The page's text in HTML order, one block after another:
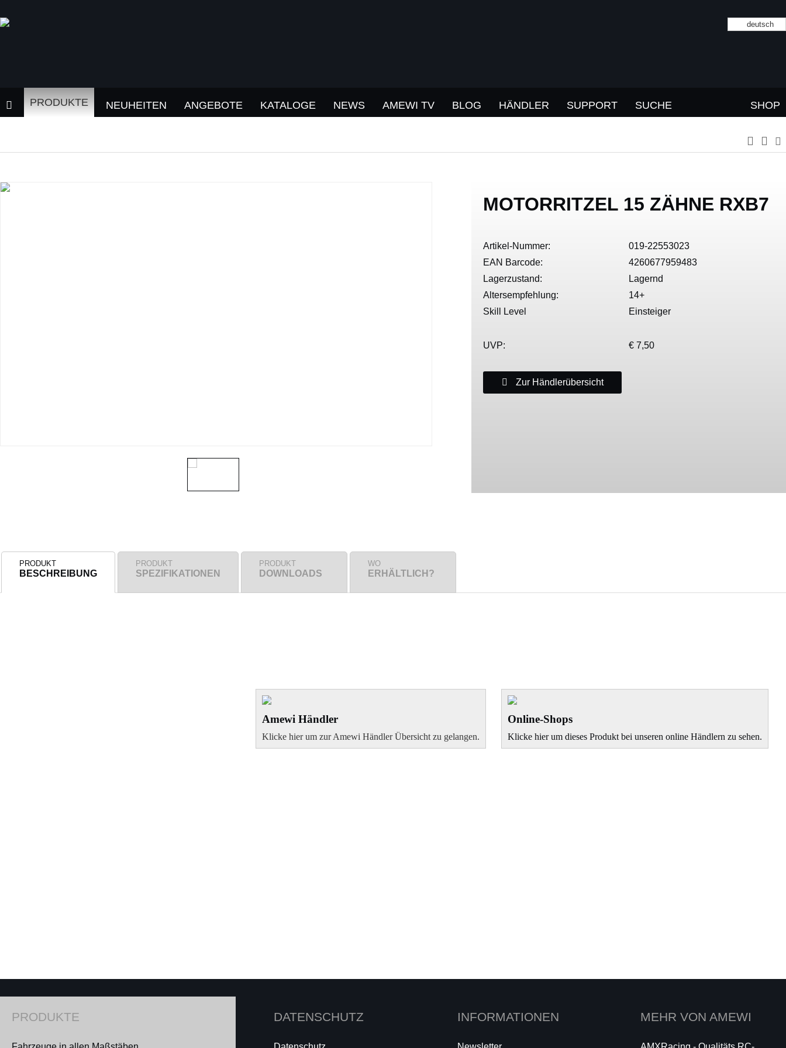
deutsch
PRODUKTE NEUHEITEN ANGEBOTE KATALOGE NEWS AMEWI TV BLOG HÄNDLER SUPPORT SUCHE SHOP
MOTORRITZEL 15 ZÄHNE RXB7
Artikel-Nummer:
019-22553023
EAN Barcode:
4260677959483
Lagerzustand:
Lagernd
Altersempfehlung:
14+
Skill Level
Einsteiger
UVP: € 7,50
Zur Händlerübersicht
PRODUKT
BESCHREIBUNG
PRODUKT
SPEZIFIKATIONEN
PRODUKT
DOWNLOADS
WO
ERHÄLTLICH?
Amewi Händler
Klicke hier um zur Amewi Händler Übersicht zu gelangen.
Online-Shops
Klicke hier um dieses Produkt bei unseren online Händlern zu sehen.
PRODUKTE DATENSCHUTZ INFORMATIONEN MEHR VON AMEWI